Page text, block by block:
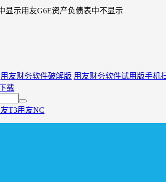
显示用友G6E资产负债表中不显示
用友财务软件破解版 用友财务软件试用版手机
T3用友NC